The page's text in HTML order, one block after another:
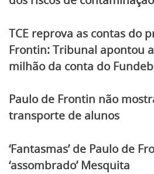
TCE reprova as contas do
Frontin: Tribunal apontou
milhão da conta do
Paulo de Frontin não
transporte de alunos
‘Fantasmas’ de Paulo de
‘assombrado’ Mesquita